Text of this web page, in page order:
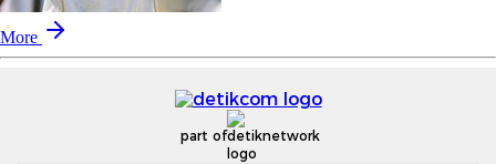
More
part of